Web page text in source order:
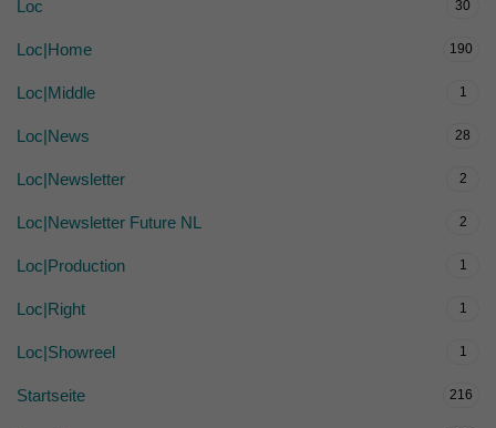
Loc 30
Loc|Home 190
Loc|Middle 1
Loc|News 28
Loc|Newsletter 2
Loc|Newsletter Future NL 2
Loc|Production 1
Loc|Right 1
Loc|Showreel 1
Startseite 216